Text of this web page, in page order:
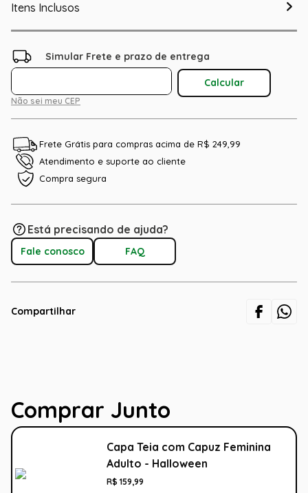
Itens Inclusos
Não sei meu CEP
Frete Grátis para compras acima de R$ 249,99
Atendimento e suporte ao cliente
Compra segura
Está precisando de ajuda?
Fale conosco FAQ
Compartilhar
Comprar Junto
Capa Teia com Capuz Feminina
Adulto - Halloween
R$ 159,99